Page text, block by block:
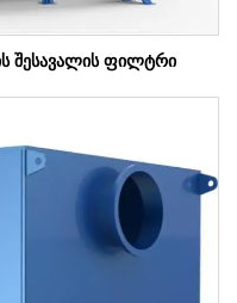
შესავალის ფილტრი